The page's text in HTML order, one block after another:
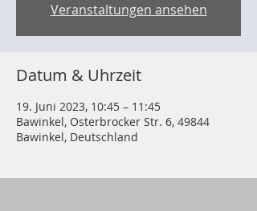
Veranstaltungen ansehen
Datum & Uhrzeit
19. Juni 2023, 10:45 – 11:45
Bawinkel, Osterbrocker Str. 6, 49844
Bawinkel, Deutschland